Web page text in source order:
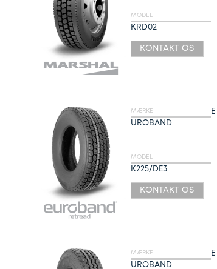
MODEL
KRD02
KONTAKT OS
MÆRKE
E
UROBAND
MODEL
K225/DE3
KONTAKT OS
MÆRKE
E
UROBAND